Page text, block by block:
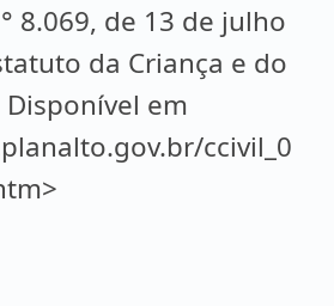
8.069, de 13 de julho
da Criança e do
em
ccivil_0